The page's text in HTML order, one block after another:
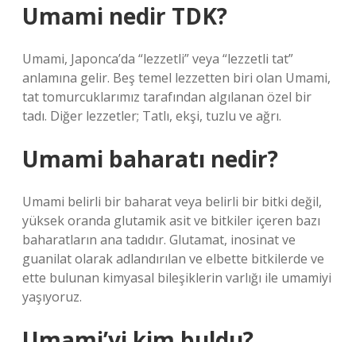
Umami nedir TDK?
Umami, Japonca’da “lezzetli” veya “lezzetli tat”
anlamına gelir. Beş temel lezzetten biri olan Umami,
tat tomurcuklarımız tarafından algılanan özel bir
tadı. Diğer lezzetler; Tatlı, ekşi, tuzlu ve ağrı.
Umami baharatı nedir?
Umami belirli bir baharat veya belirli bir bitki değil,
yüksek oranda glutamik asit ve bitkiler içeren bazı
baharatların ana tadıdır. Glutamat, inosinat ve
guanilat olarak adlandırılan ve elbette bitkilerde ve
ette bulunan kimyasal bileşiklerin varlığı ile umamiyi
yaşıyoruz.